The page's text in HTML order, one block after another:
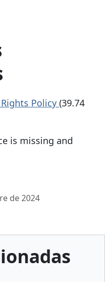
Policy (39.74
is missing and
de 2024